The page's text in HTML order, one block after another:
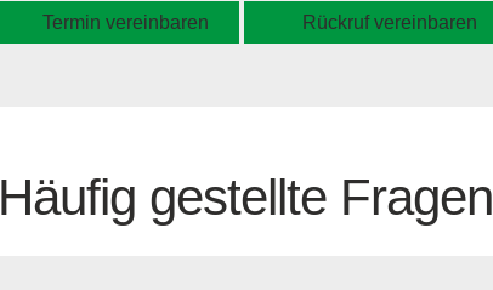
Termin vereinbaren Rückruf vereinbaren
Häufig gestellte Fragen